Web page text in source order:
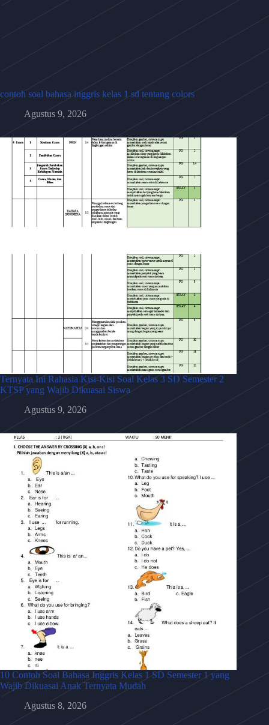
contoh soal bahasa inggris kelas 1 sd tentang colors
Agustus 9, 2026
Ternyata Ini Rahasia Kisi-Kisi Soal Kelas 3 SD Semester 2
KTSP yang Wajib Dikuasai Siswa
Agustus 9, 2026
10 Contoh Soal Bahasa Inggris Kelas 1 SD Semester 1 yang
Wajib Dikuasai Anak Ternyata Mudah
Agustus 8, 2026